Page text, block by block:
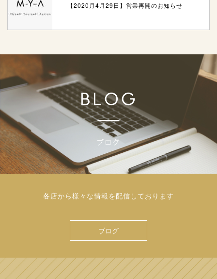
【2020月4月29日】営業再開のお知らせ
各店から様々な情報を配信しております
ブログ